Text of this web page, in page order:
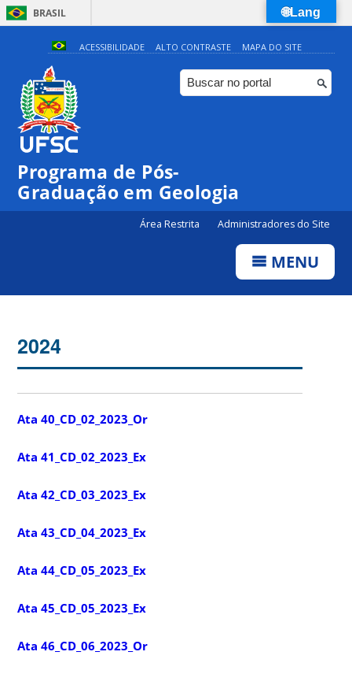
BRASIL
Simplifique!
Comunica BR
Participe
ACESSIBILIDADE ALTO CONTRASTE MAPA DO SITE
Programa de Pós-
Graduação em Geologia
Área Restrita Administradores do Site
MENU
2024
Ata 40_CD_02_2023_Or
Ata 41_CD_02_2023_Ex
Ata 42_CD_03_2023_Ex
Ata 43_CD_04_2023_Ex
Ata 44_CD_05_2023_Ex
Ata 45_CD_05_2023_Ex
Ata 46_CD_06_2023_Or
🌐Lang